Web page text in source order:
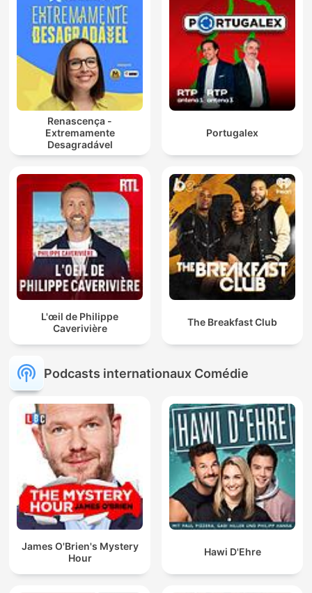
Renascença -
Extremamente
Desagradável
Portugalex
L'œil de Philippe
Caverivière
The Breakfast Club
Podcasts internationaux Comédie
James O'Brien's Mystery
Hour
Hawi D'Ehre